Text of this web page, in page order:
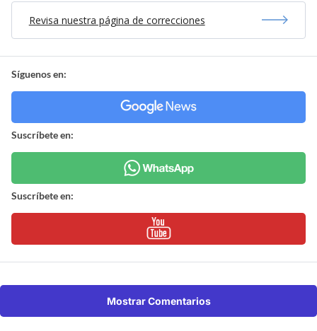
Revisa nuestra página de correcciones
Síguenos en:
Suscríbete en:
Suscríbete en:
Mostrar Comentarios